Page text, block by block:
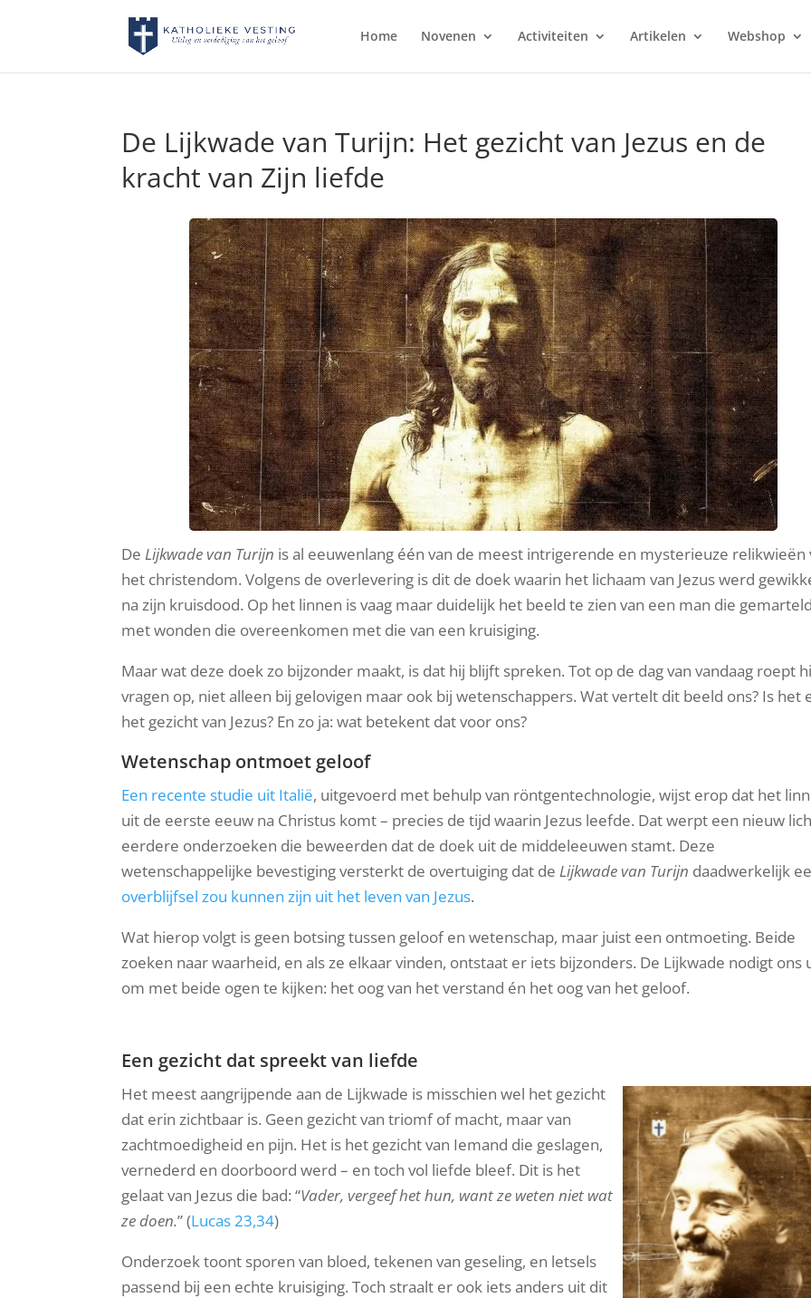
Home Novenen Activiteiten Artikelen Webshop
De Lijkwade van Turijn: Het gezicht van Jezus en de
kracht van Zijn liefde
DeLijkwade van Turijn is al eeuwenlang één van de meest intrigerende en mysterieuze relikwieën
het christendom. Volgens de overlevering is dit de doek waarin het lichaam van Jezus werd
na zijn kruisdood. Op het linnen is vaag maar duidelijk het beeld te zien van een man die
met wonden die overeenkomen met die van een kruisiging.
Maar wat deze doek zo bijzonder maakt, is dat hij blijft spreken. Tot op de dag van vandaag roept
vragen op, niet alleen bij gelovigen maar ook bij wetenschappers. Wat vertelt dit beeld ons? Is het
het gezicht van Jezus? En zo ja: wat betekent dat voor ons?
Wetenschap ontmoet geloof
Een recente studie uit Italië, uitgevoerd met behulp van röntgentechnologie, wijst erop dat het
uit de eerste eeuw na Christus komt – precies de tijd waarin Jezus leefde. Dat werpt een nieuw
eerdere onderzoeken die beweerden dat de doek uit de middeleeuwen stamt. Deze
wetenschappelijke bevestiging versterkt de overtuiging dat deLijkwade van Turijn daadwerkelijk
overblijfsel zou kunnen zijn uit het leven van Jezus.
Wat hierop volgt is geen botsing tussen geloof en wetenschap, maar juist een ontmoeting. Beide
zoeken naar waarheid, en als ze elkaar vinden, ontstaat er iets bijzonders. De Lijkwade nodigt ons
om met beide ogen te kijken: het oog van het verstand én het oog van het geloof.
Een gezicht dat spreekt van liefde
Het meest aangrijpende aan de Lijkwade is misschien wel het gezicht
dat erin zichtbaar is. Geen gezicht van triomf of macht, maar van
zachtmoedigheid en pijn. Het is het gezicht van Iemand die geslagen,
vernederd en doorboord werd – en toch vol liefde bleef. Dit is het
gelaat van Jezus die bad: “Vader, vergeef het hun, want ze weten niet wat
ze doen.” (Lucas 23,34)
Onderzoek toont sporen van bloed, tekenen van geseling, en letsels
passend bij een echte kruisiging. Toch straalt er ook iets anders uit dit